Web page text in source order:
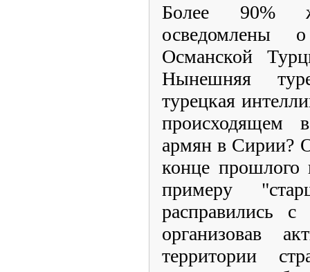
Более 90%
осведомлены
Османской
Нынешняя
турецкая
происходящем
армян в Сирии?
конце прошлого
примеру
расправились с
организовав
территории